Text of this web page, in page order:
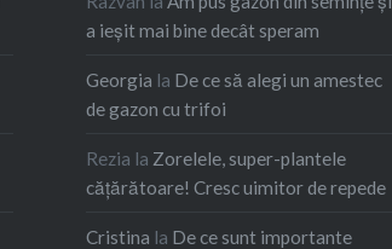
a ieșit mai bine decât speram
Georgia la De ce să alegi un amestec
de gazon cu trifoi
Rezia la Zorelele, super-plantele
cățărătoare! Cresc uimitor de repede
Cristina la De ce sunt importante